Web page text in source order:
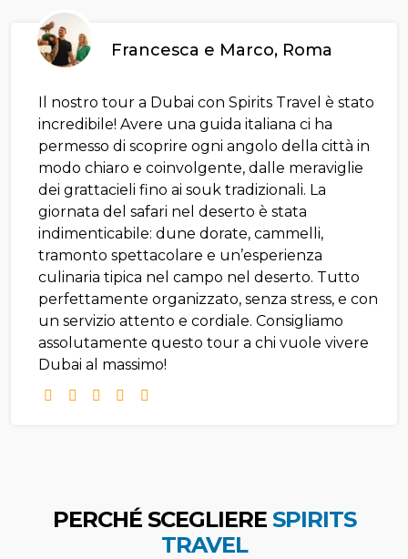
Francesca e Marco, Roma
Il nostro tour a Dubai con Spirits Travel è stato
incredibile! Avere una guida italiana ci ha
permesso di scoprire ogni angolo della città in
modo chiaro e coinvolgente, dalle meraviglie
dei grattacieli fino ai souk tradizionali. La
giornata del safari nel deserto è stata
indimenticabile: dune dorate, cammelli,
tramonto spettacolare e un’esperienza
culinaria tipica nel campo nel deserto. Tutto
perfettamente organizzato, senza stress, e con
un servizio attento e cordiale. Consigliamo
assolutamente questo tour a chi vuole vivere
Dubai al massimo!
PERCHÉ SCEGLIERE SPIRITS
TRAVEL